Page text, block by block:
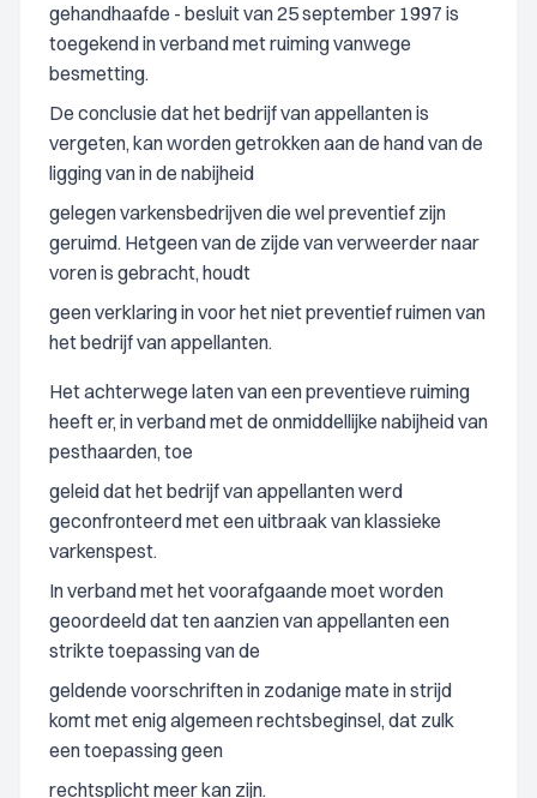
gehandhaafde - besluit van 25 september 1997 is
toegekend in verband met ruiming vanwege
besmetting.
De conclusie dat het bedrijf van appellanten is
vergeten, kan worden getrokken aan de hand van de
ligging van in de nabijheid
gelegen varkensbedrijven die wel preventief zijn
geruimd. Hetgeen van de zijde van verweerder naar
voren is gebracht, houdt
geen verklaring in voor het niet preventief ruimen van
het bedrijf van appellanten.
Het achterwege laten van een preventieve ruiming
heeft er, in verband met de onmiddellijke nabijheid van
pesthaarden, toe
geleid dat het bedrijf van appellanten werd
geconfronteerd met een uitbraak van klassieke
varkenspest.
In verband met het voorafgaande moet worden
geoordeeld dat ten aanzien van appellanten een
strikte toepassing van de
geldende voorschriften in zodanige mate in strijd
komt met enig algemeen rechtsbeginsel, dat zulk
een toepassing geen
rechtsplicht meer kan zijn.